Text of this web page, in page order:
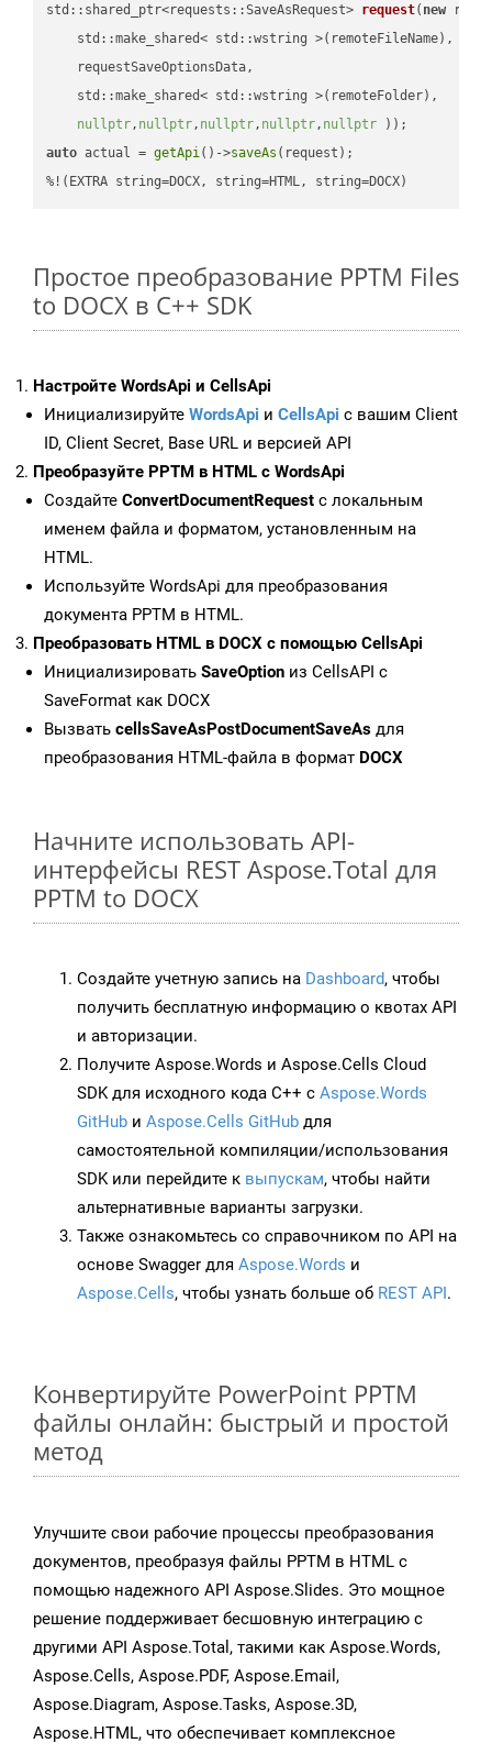
std::shared_ptr<requests::SaveAsRequest> request( new
    std::make_shared< std::wstring >(remoteFileName),
    requestSaveOptionsData,
    std::make_shared< std::wstring >(remoteFolder),
nullptr, nullptr, nullptr, nullptr, nullptr ))
auto actual = getApi()->saveAs (request);
%!(EXTRA string=DOCX, string=HTML, string=DOCX)
Простое преобразование PPTM Files
to DOCX в C++ SDK
Настройте WordsApi и CellsApi
Инициализируйте WordsApi и CellsApi с вашим Client
ID, Client Secret, Base URL и версией API
Преобразуйте PPTM в HTML с WordsApi
Создайте ConvertDocumentRequest с локальным
именем файла и форматом, установленным на
HTML.
Используйте WordsApi для преобразования
документа PPTM в HTML.
Преобразовать HTML в DOCX с помощью CellsApi
Инициализировать SaveOption из CellsAPI с
SaveFormat как DOCX
Вызвать cellsSaveAsPostDocumentSaveAs для
преобразования HTML-файла в формат DOCX
Начните использовать API-
интерфейсы REST Aspose.Total для
PPTM to DOCX
Создайте учетную запись на Dashboard, чтобы
получить бесплатную информацию о квотах API
и авторизации.
Получите Aspose.Words и Aspose.Cells Cloud
SDK для исходного кода C++ с Aspose.Words
GitHub и Aspose.Cells GitHub для
самостоятельной компиляции/использования
SDK или перейдите к выпускам, чтобы найти
альтернативные варианты загрузки.
Также ознакомьтесь со справочником по API на
основе Swagger для Aspose.Words и
Aspose.Cells, чтобы узнать больше об REST API.
Конвертируйте PowerPoint PPTM
файлы онлайн: быстрый и простой
метод
Улучшите свои рабочие процессы преобразования
документов, преобразуя файлы PPTM в HTML с
помощью надежного API Aspose.Slides. Это мощное
решение поддерживает бесшовную интеграцию с
другими API Aspose.Total, такими как Aspose.Words,
Aspose.Cells, Aspose.PDF, Aspose.Email,
Aspose.Diagram, Aspose.Tasks, Aspose.3D,
Aspose.HTML, что обеспечивает комплексное